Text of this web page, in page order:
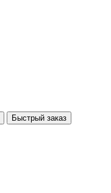
Быстрый заказ